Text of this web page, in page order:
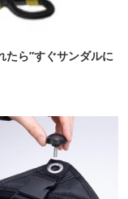
たら”すぐサンダルに